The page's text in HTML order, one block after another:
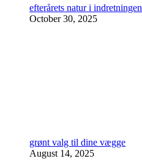
efterårets natur i indretningen
October 30, 2025
grønt valg til dine vægge
August 14, 2025